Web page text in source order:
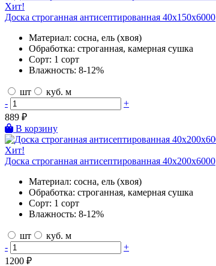
Хит!
Доска строганная антисептированная 40х150х6000
Материал: сосна, ель (хвоя)
Обработка: строганная, камерная сушка
Сорт: 1 сорт
Влажность: 8-12%
шт
куб. м
-
+
889 ₽
В корзину
Хит!
Доска строганная антисептированная 40х200х6000
Материал: сосна, ель (хвоя)
Обработка: строганная, камерная сушка
Сорт: 1 сорт
Влажность: 8-12%
шт
куб. м
-
+
1200 ₽